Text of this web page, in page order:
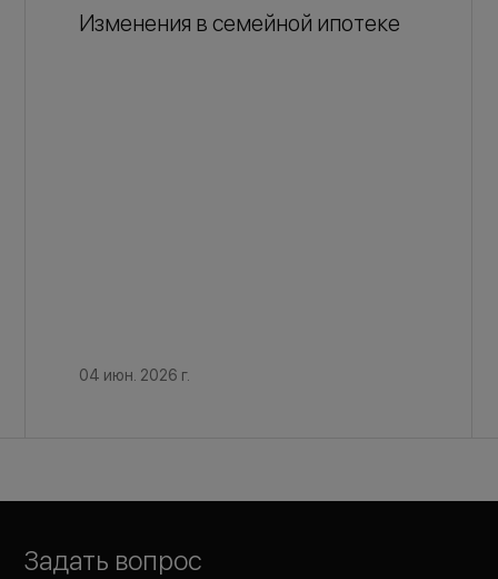
Изменения в семейной ипотеке
04 июн. 2026 г.
Задать вопрос